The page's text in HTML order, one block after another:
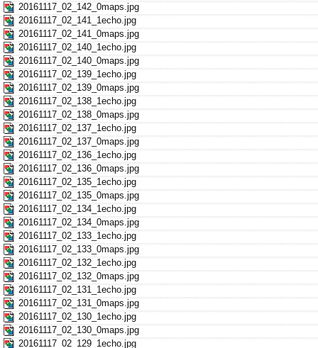
20161117_02_142_0maps.jpg
20161117_02_141_1echo.jpg
20161117_02_141_0maps.jpg
20161117_02_140_1echo.jpg
20161117_02_140_0maps.jpg
20161117_02_139_1echo.jpg
20161117_02_139_0maps.jpg
20161117_02_138_1echo.jpg
20161117_02_138_0maps.jpg
20161117_02_137_1echo.jpg
20161117_02_137_0maps.jpg
20161117_02_136_1echo.jpg
20161117_02_136_0maps.jpg
20161117_02_135_1echo.jpg
20161117_02_135_0maps.jpg
20161117_02_134_1echo.jpg
20161117_02_134_0maps.jpg
20161117_02_133_1echo.jpg
20161117_02_133_0maps.jpg
20161117_02_132_1echo.jpg
20161117_02_132_0maps.jpg
20161117_02_131_1echo.jpg
20161117_02_131_0maps.jpg
20161117_02_130_1echo.jpg
20161117_02_130_0maps.jpg
20161117_02_129_1echo.jpg